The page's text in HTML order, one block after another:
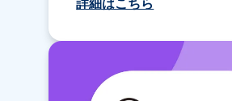
詳細はこちら